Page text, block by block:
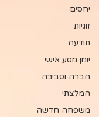
יחסים
זוגיות
תודעה
יומן מסע אישי
חברה וסביבה
המלצתי
משפחה חדשה